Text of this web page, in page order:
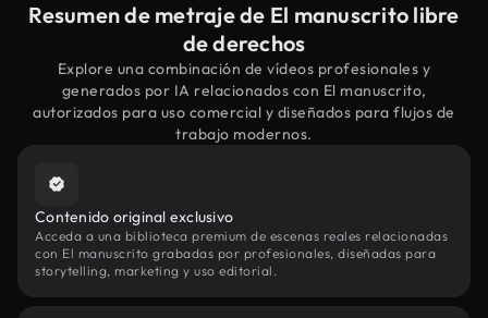
Resumen de metraje de El manuscrito libre
de derechos
Explore una combinación de vídeos profesionales y
generados por IA relacionados con El manuscrito,
autorizados para uso comercial y diseñados para flujos de
trabajo modernos.
Contenido original exclusivo
Acceda a una biblioteca premium de escenas reales relacionadas
con El manuscrito grabadas por profesionales, diseñadas para
storytelling, marketing y uso editorial.